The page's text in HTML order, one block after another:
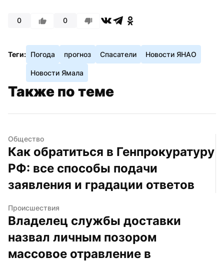
0 0
Теги: Погода прогноз Спасатели Новости ЯНАО
Новости Ямала
Также по теме
Общество
Как обратиться в Генпрокуратуру
РФ: все способы подачи
заявления и градации ответов
Происшествия
Владелец службы доставки
назвал личным позором
массовое отравление в